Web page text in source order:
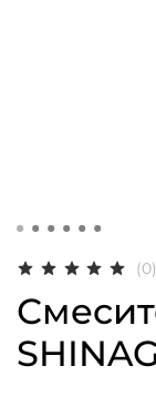
(0)